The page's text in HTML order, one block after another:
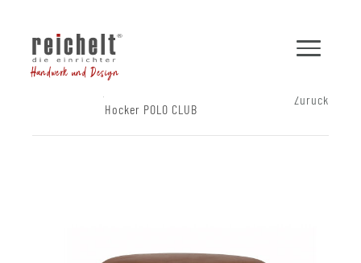
Handwerk und Design
Hocker POLO CLUB
Zurück